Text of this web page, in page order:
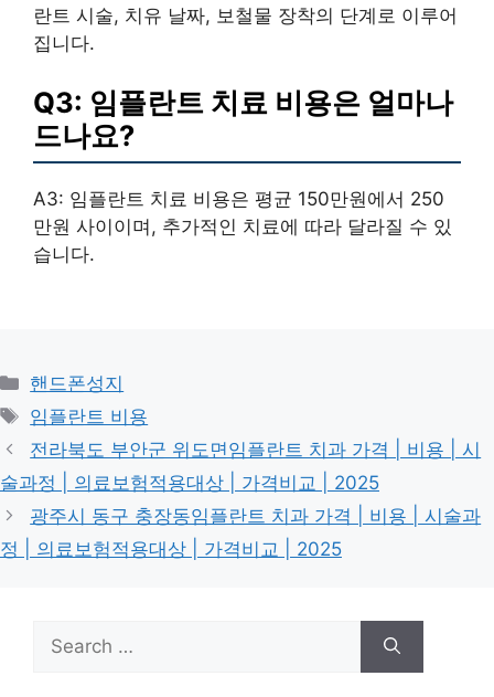
란트 시술, 치유 날짜, 보철물 장착의 단계로 이루어
집니다.
Q3: 임플란트 치료 비용은 얼마나
드나요?
A3: 임플란트 치료 비용은 평균 150만원에서 250
만원 사이이며, 추가적인 치료에 따라 달라질 수 있
습니다.
Categories
핸드폰성지
Tags
임플란트 비용
전라북도 부안군 위도면임플란트 치과 가격 | 비용 | 시
술과정 | 의료보험적용대상 | 가격비교 | 2025
광주시 동구 충장동임플란트 치과 가격 | 비용 | 시술과
정 | 의료보험적용대상 | 가격비교 | 2025
Search
for: